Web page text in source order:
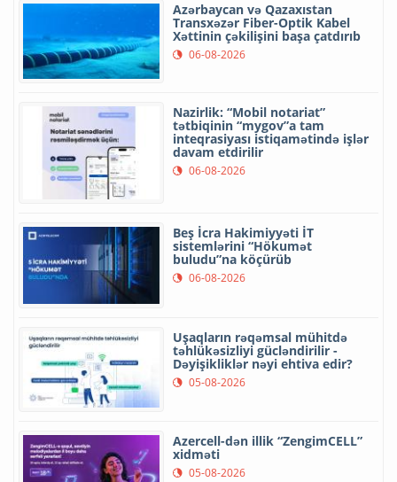
Azərbaycan və Qazaxıstan
Transxəzər Fiber-Optik Kabel
Xəttinin çəkilişini başa çatdırıb
06-08-2026
Nazirlik: “Mobil notariat”
tətbiqinin “mygov”a tam
inteqrasiyası istiqamətində işlər
davam etdirilir
06-08-2026
Beş İcra Hakimiyyəti İT
sistemlərini “Hökumət
buludu”na köçürüb
06-08-2026
Uşaqların rəqəmsal mühitdə
təhlükəsizliyi gücləndirilir -
Dəyişikliklər nəyi ehtiva edir?
05-08-2026
Azercell-dən illik “ZengimCELL”
xidməti
05-08-2026